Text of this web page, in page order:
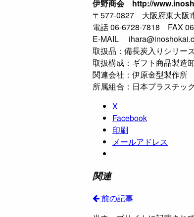
伊野商会 http://
〒577-0827 大阪府東大阪
電話 06-6728-7818 FAX
E-MAIL
取扱品：備長炭入りシリー
取扱構成：ギフト商品製造
関連会社：伊原金型製作所
所属組合：日本プラスチッ
X
Facebook
印刷
メールアドレス
関連
前の記事